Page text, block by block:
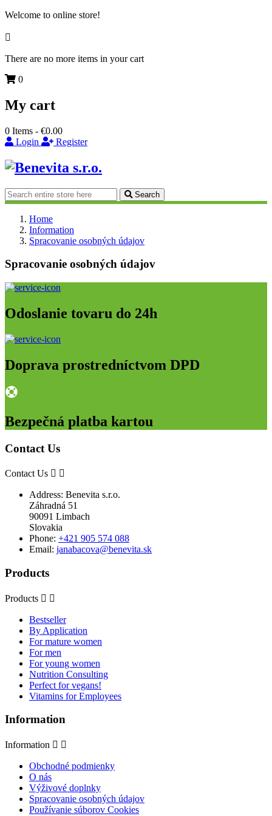
Welcome to online store!

There are no more items in your cart
0
My cart
0 Items - €0.00
Login
Register
Search
Home
Information
Spracovanie osobných údajov
Spracovanie osobných údajov
Odoslanie tovaru do 24h
Doprava prostredníctvom DPD
Bezpečná platba kartou
Contact Us
Contact Us  
Address: Benevita s.r.o.
Záhradná 51
90091 Limbach
Slovakia
Phone: +421 905 574 088
Email: janabacova@benevita.sk
Products
Products  
Bestseller
By Application
For mature women
For men
For young women
Nutrition Consulting
Perfect for vegans!
Vitamins for Employees
Information
Information  
Obchodné podmienky
O nás
Výživové doplnky
Spracovanie osobných údajov
Používanie súborov Cookies